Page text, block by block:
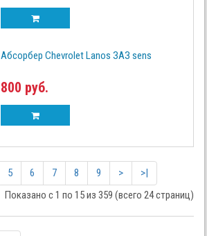
Абсорбер Chevrolet Lanos ЗАЗ sens
800 руб.
5 6 7 8 9 >
>|
Показано с 1 по 15 из 359 (всего 24 страниц)